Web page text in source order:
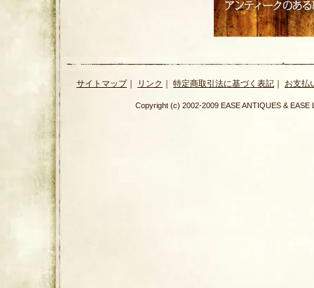
サイトマップ｜ リンク 特定商取引法に基づく表記 お支払
Copyright (c) 2002-2009 EASE ANTIQUES &